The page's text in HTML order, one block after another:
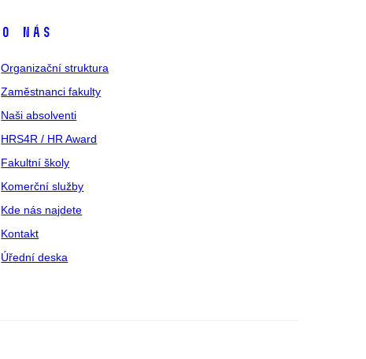
O nás
Organizační struktura
Zaměstnanci fakulty
Naši absolventi
HRS4R / HR Award
Fakultní školy
Komerční služby
Kde nás najdete
Kontakt
Úřední deska